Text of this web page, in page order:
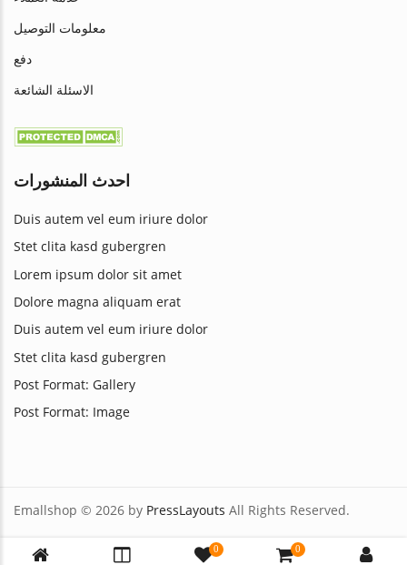
معلومات التوصيل
دفع
الاسئلة الشائعة
احدث المنشورات
Duis autem vel eum iriure dolor
Stet clita kasd gubergren
Lorem ipsum dolor sit amet
Dolore magna aliquam erat
Duis autem vel eum iriure dolor
Stet clita kasd gubergren
Post Format: Gallery
Post Format: Image
Emallshop © 2026 by PressLayouts All Rights Reserved.
0 0